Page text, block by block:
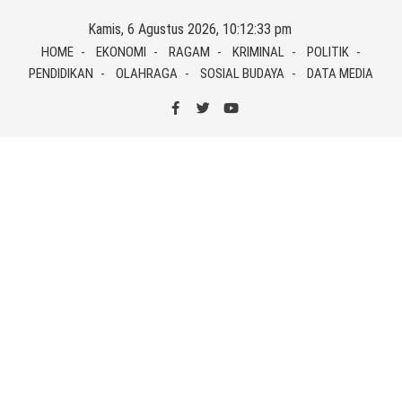
content
Kamis, 6 Agustus 2026, 10:12:33 pm
HOME EKONOMI RAGAM KRIMINAL
POLITIK
PENDIDIKAN
OLAHRAGA SOSIAL BUDAYA DATA MEDIA